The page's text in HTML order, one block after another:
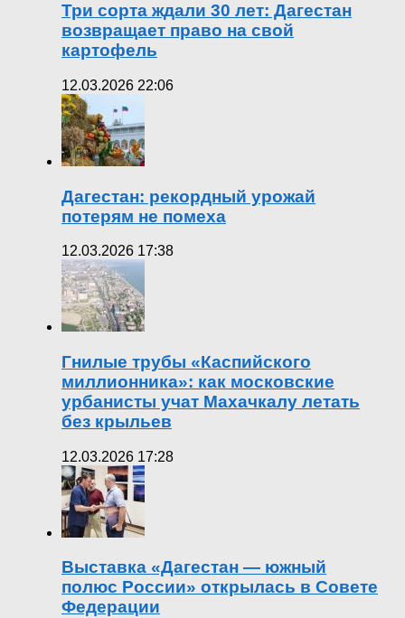
Три сорта ждали 30 лет: Дагестан
возвращает право на свой
картофель
12.03.2026 22:06
Дагестан: рекордный урожай
потерям не помеха
12.03.2026 17:38
Гнилые трубы «Каспийского
миллионника»: как московские
урбанисты учат Махачкалу летать
без крыльев
12.03.2026 17:28
Выставка «Дагестан — южный
полюс России» открылась в Совете
Федерации